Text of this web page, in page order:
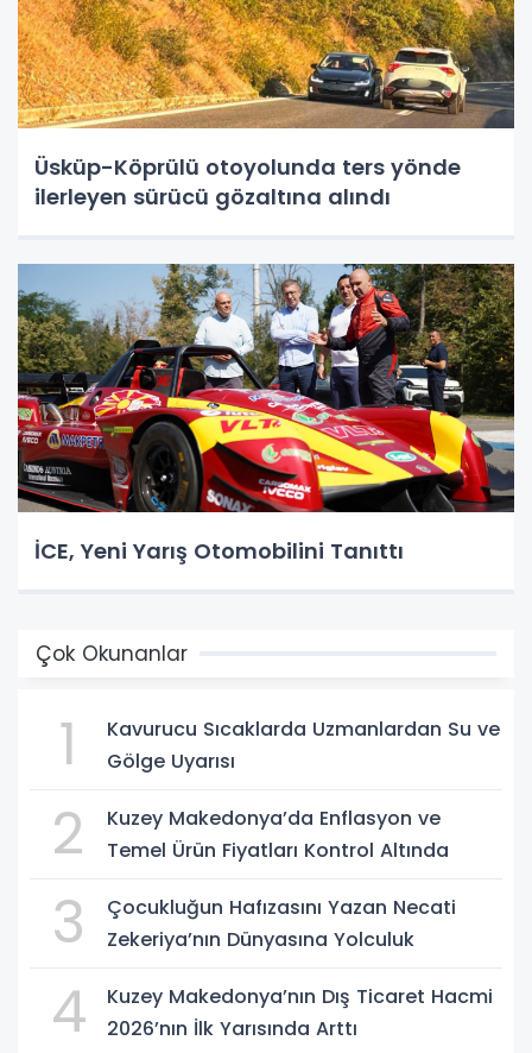
Üsküp-Köprülü otoyolunda ters yönde
ilerleyen sürücü gözaltına alındı
İCE, Yeni Yarış Otomobilini Tanıttı
Çok Okunanlar
1
Kavurucu Sıcaklarda Uzmanlardan Su ve
Gölge Uyarısı
2
Kuzey Makedonya’da Enflasyon ve
Temel Ürün Fiyatları Kontrol Altında
3
Çocukluğun Hafızasını Yazan Necati
Zekeriya’nın Dünyasına Yolculuk
4
Kuzey Makedonya’nın Dış Ticaret Hacmi
2026’nın İlk Yarısında Arttı